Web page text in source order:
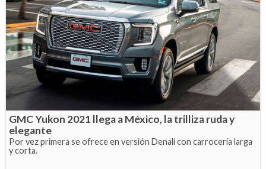
GMC Yukon 2021 llega a México, la trilliza ruda y
elegante
Por vez primera se ofrece en versión Denali con carrocería larga
y corta.